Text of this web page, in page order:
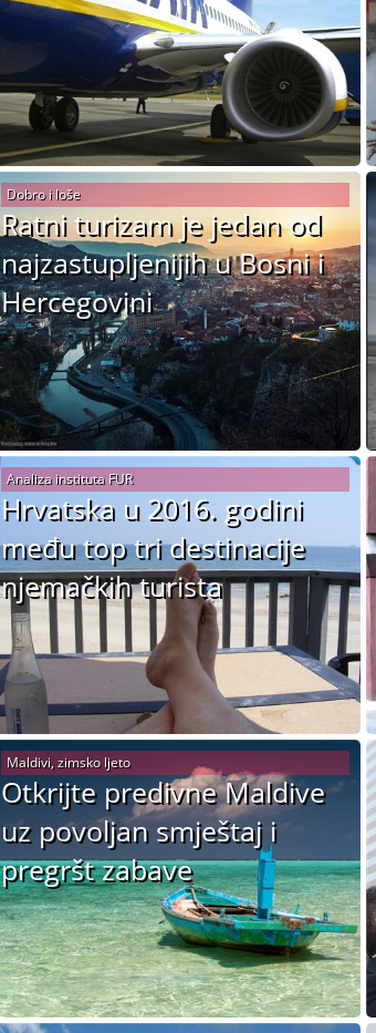
Ratni turizam je jedan od
najzastupljenijih u Bosni i
Hercegovini
Dobro i loše
Hrvatska u 2016. godini
među top tri destinacije
njemačkih turista
Analiza instituta FUR
Otkrijte predivne Maldive
uz povoljan smještaj i
pregršt zabave
Maldivi, zimsko ljeto